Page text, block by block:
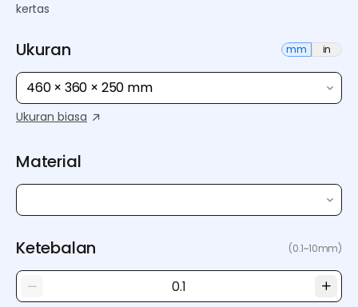
kertas
Ukuran mm in
460 × 360 × 250 mm
Ukuran biasa
Material
Ketebalan (0.1~10mm)